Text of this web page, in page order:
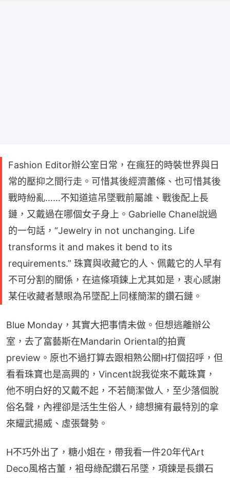
Fashion Editor辦公室日常，在瘋狂的時裝世界與日
常的壓抑之間行走。可惜其後經濟蕭條、也可惜其後
戰時紛亂……不知道這吊墜戰前屬誰、戰後配上長
鏈，又戴過在哪個女子身上。Gabrielle Chanel說過
的一句話，“Jewelry in not unchanging. Life
transforms it and makes it bend to its
requirements.” 珠寶與收藏它的人、佩戴它的人早有
不可分割的關係，在這條項鍊上尤其如是，衷心感謝
某任收藏者慧眼為吊墜配上同樣簡潔的鑽石鏈。
Blue Monday，其實大把事情未做。但想逃離辦公
室，去了富藝斯在Mandarin Oriental的拍賣
preview。原也不過打算去跟相熟公關H打個招呼，但
看看珠寶也是高興的，Vincent說我從來不戴珠寶，
他不明白好的又戴不起，不若簡潔做人，至少落個脫
俗名聲，內裡卻是活生生俗人，總想擁有最特別的拿
來耀武揚威、虛張聲勢。
H不巧外出了，糖小姐在，帶我看一件20年代Art
Deco風格古董，袓母綠配鑽石吊墜，項鍊是長鑽石